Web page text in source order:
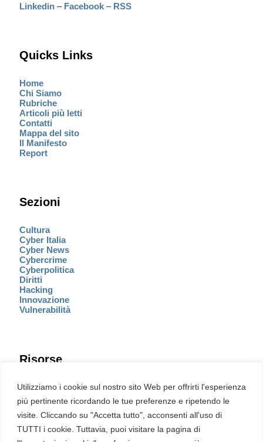
Utilizziamo i cookie sul nostro sito Web per offrirti l'esperienza
più pertinente ricordando le tue preferenze e ripetendo le
visite. Cliccando su "Accetta tutto", acconsenti all'uso di
TUTTI i cookie. Tuttavia, puoi visitare la pagina di
Linkedin – Facebook – RSS
Quicks Links
Home
Chi Siamo
Rubriche
Articoli più letti
Contatti
Mappa del sito
Il Manifesto
Report
Sezioni
Cultura
Cyber Italia
Cyber News
Cybercrime
Cyberpolitica
Diritti
Hacking
Innovazione
Vulnerabilità
Risorse
Eventi
Fumetto Cyber
Newsletter
Servizi
Pubblicità